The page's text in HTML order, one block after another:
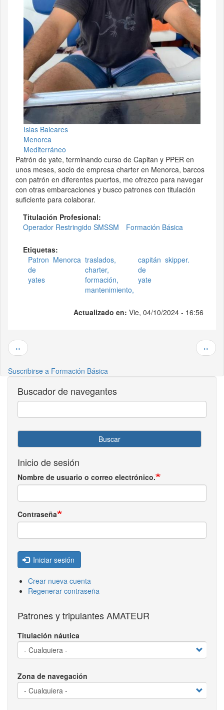
Islas Baleares
Menorca
Mediterráneo
Patrón de yate, terminando curso de Capitan y PPER en
unos meses, socio de empresa charter en Menorca, barcos
con patrón en diferentes puertos, me ofrezco para navegar
con otras embarcaciones y busco patrones con titulación
suficiente para colaborar.
Titulación Profesional:
Operador Restringido SMSSM
Formación Básica
Etiquetas:
Patron
de
yates
Menorca traslados,
charter,
formación,
mantenimiento,
capitán
de
yate
skipper.
Actualizado en: Vie, 04/10/2024 - 16:56
Paginación
Página anterior
‹‹ ››
Suscribirse a Formación Básica
Buscador de navegantes
Buscar
Inicio de sesión
Nombre de usuario o correo electrónico.
Contraseña
Iniciar sesión
Crear nueva cuenta
Regenerar contraseña
Patrones y tripulantes AMATEUR
Titulación náutica
Zona de navegación